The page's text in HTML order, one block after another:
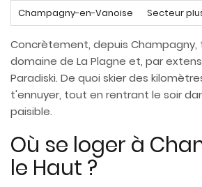
Champagny-en-Vanoise
Secteur
Concrètement, depuis Champagny,
domaine de La Plagne et, par
Paradiski. De quoi skier des
t'ennuyer, tout en rentrant le soir
paisible.
Où se loger à
le Haut ?